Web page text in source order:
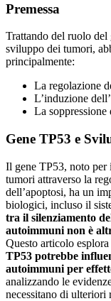
Premessa
Trattando del ruolo
sviluppo dei tumori,
principalmente:
La regolazione
L’induzione
La soppressione
Gene TP53 e
Il gene TP53, noto per
tumori attraverso la
dell’apoptosi, ha un
biologici, incluso il
tra il silenziamento
autoimmuni non è
Questo articolo esplora
TP53 potrebbe
autoimmuni per
analizzando le
necessitano di ulteriori